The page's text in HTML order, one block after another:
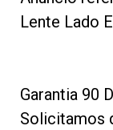
Lente Lado
Garantia 90
Solicitamos